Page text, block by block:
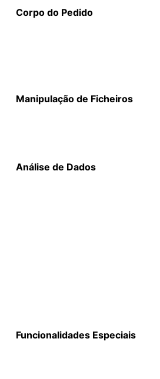
Corpo do Pedido
Manipulação de Ficheiros
Análise de Dados
Funcionalidades Especiais